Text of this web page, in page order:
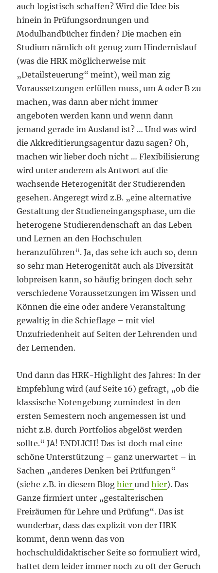
auch logistisch schaffen? Wird die Idee bis
hinein in Prüfungsordnungen und
Modulhandbücher finden? Die machen ein
Studium nämlich oft genug zum Hindernislauf
(was die HRK möglicherweise mit
„Detailsteuerung“ meint), weil man zig
Voraussetzungen erfüllen muss, um A oder B zu
machen, was dann aber nicht immer
angeboten werden kann und wenn dann
jemand gerade im Ausland ist? … Und was wird
die Akkreditierungsagentur dazu sagen? Oh,
machen wir lieber doch nicht … Flexibilisierung
wird unter anderem als Antwort auf die
wachsende Heterogenität der Studierenden
gesehen. Angeregt wird z.B. „eine alternative
Gestaltung der Studieneingangsphase, um die
heterogene Studierendenschaft an das Leben
und Lernen an den Hochschulen
heranzuführen“. Ja, das sehe ich auch so, denn
so sehr man Heterogenität auch als Diversität
lobpreisen kann, so häufig bringen doch sehr
verschiedene Voraussetzungen im Wissen und
Können die eine oder andere Veranstaltung
gewaltig in die Schieflage – mit viel
Unzufriedenheit auf Seiten der Lehrenden und
der Lernenden.
Und dann das HRK-Highlight des Jahres: In der
Empfehlung wird (auf Seite 16) gefragt, „ob die
klassische Notengebung zumindest in den
ersten Semestern noch angemessen ist und
nicht z.B. durch Portfolios abgelöst werden
sollte.“ JA! ENDLICH! Das ist doch mal eine
schöne Unterstützung – ganz unerwartet – in
Sachen „anderes Denken bei Prüfungen“
(siehe z.B. in diesem Bloghierundhier). Das
Ganze firmiert unter „gestalterischen
Freiräumen für Lehre und Prüfung“. Das ist
wunderbar, dass das explizit von der HRK
kommt, denn wenn das von
hochschuldidaktischer Seite so formuliert wird,
haftet dem leider immer noch zu oft der Geruch